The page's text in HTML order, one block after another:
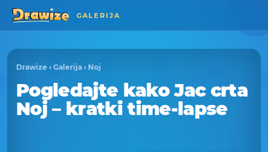
GALERIJA
Drawize › Galerija › Noj
Pogledajte kako Jac crta
Noj – kratki time-lapse